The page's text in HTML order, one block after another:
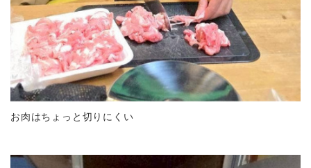
お肉はちょっと切りにくい